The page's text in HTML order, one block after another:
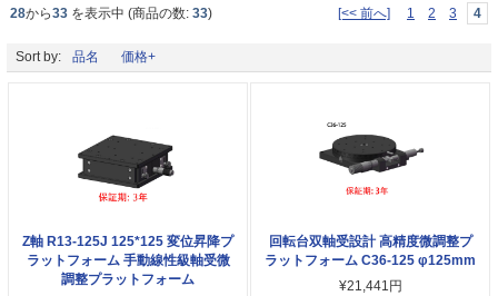
28から33 を表示中 (商品の数: 33) [<< 前へ] 1 2 3 4
Sort by: 品名 価格+
Z軸 R13-125J 125*125 変位昇降プ
ラットフォーム 手動線性級軸受微
調整プラットフォーム
回転台双軸受設計 高精度微調整プ
ラットフォーム C36-125 φ125mm
¥21,441円